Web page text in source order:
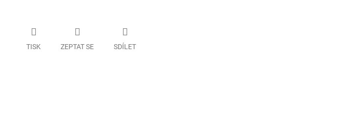
TISK ZEPTAT SE SDÍLET